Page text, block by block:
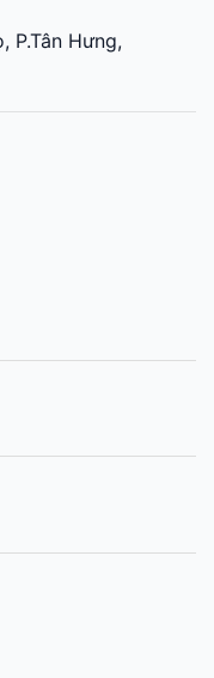
P.Tân Hưng,